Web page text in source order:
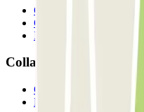
Chi siamo
Come funziona?
I Nostri Parcheggi
Collaboriamo?
Collaboratori
Proprietari di parcheggio